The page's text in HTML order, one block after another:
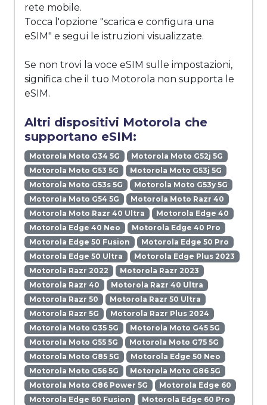
rete mobile.
Tocca l'opzione "scarica e configura una
eSIM" e segui le istruzioni visualizzate.
Se non trovi la voce eSIM sulle impostazioni,
significa che il tuo Motorola non supporta le
eSIM.
Altri dispositivi Motorola che
supportano eSIM:
Motorola Moto G34 5G
Motorola Moto G52j 5G
Motorola Moto G53 5G
Motorola Moto G53j 5G
Motorola Moto G53s 5G
Motorola Moto G53y 5G
Motorola Moto G54 5G
Motorola Moto Razr 40
Motorola Moto Razr 40 Ultra
Motorola Edge 40
Motorola Edge 40 Neo
Motorola Edge 40 Pro
Motorola Edge 50 Fusion
Motorola Edge 50 Pro
Motorola Edge 50 Ultra
Motorola Edge Plus 2023
Motorola Razr 2022
Motorola Razr 2023
Motorola Razr 40
Motorola Razr 40 Ultra
Motorola Razr 50
Motorola Razr 50 Ultra
Motorola Razr 5G
Motorola Razr Plus 2024
Motorola Moto G35 5G
Motorola Moto G45 5G
Motorola Moto G55 5G
Motorola Moto G75 5G
Motorola Moto G85 5G
Motorola Edge 50 Neo
Motorola Moto G56 5G
Motorola Moto G86 5G
Motorola Moto G86 Power 5G
Motorola Edge 60
Motorola Edge 60 Fusion
Motorola Edge 60 Pro